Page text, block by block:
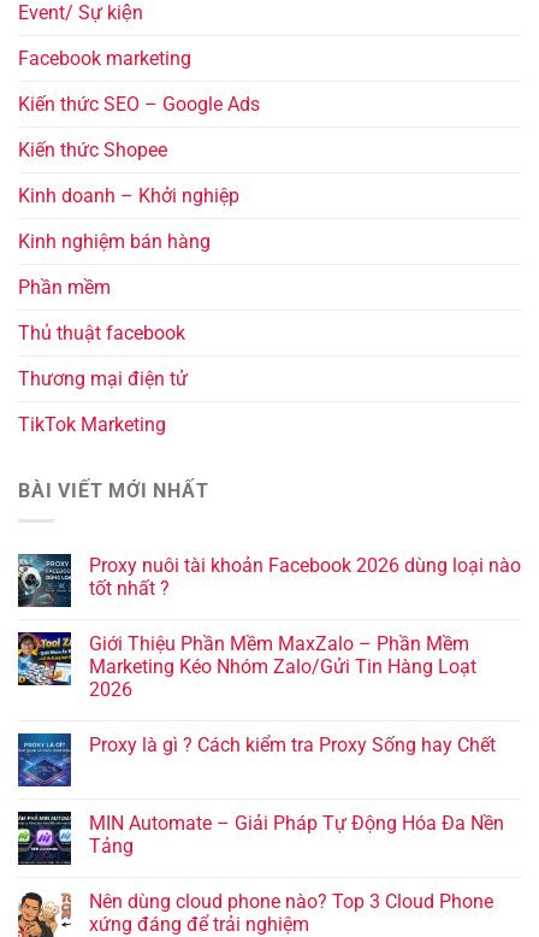
Event/ Sự kiện
Facebook marketing
Kiến thức SEO – Google Ads
Kiến thức Shopee
Kinh doanh – Khởi nghiệp
Kinh nghiệm bán hàng
Phần mềm
Thủ thuật facebook
Thương mại điện tử
TikTok Marketing
BÀI VIẾT MỚI NHẤT
Proxy nuôi tài khoản Facebook 2026 dùng loại nào
tốt nhất ?
Giới Thiệu Phần Mềm MaxZalo – Phần Mềm
Marketing Kéo Nhóm Zalo/Gửi Tin Hàng Loạt
2026
Proxy là gì ? Cách kiểm tra Proxy Sống hay Chết
MIN Automate – Giải Pháp Tự Động Hóa Đa Nền
Tảng
Nên dùng cloud phone nào? Top 3 Cloud Phone
xứng đáng để trải nghiệm